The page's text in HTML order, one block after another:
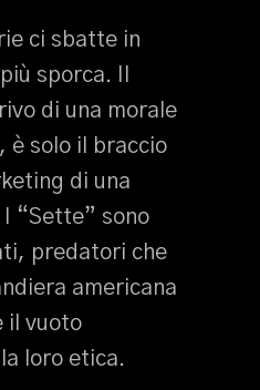
ci sbatte in
sporca. Il
di una morale
è solo il braccio
di una
“Sette” sono
predatori che
americana
il vuoto
loro etica.